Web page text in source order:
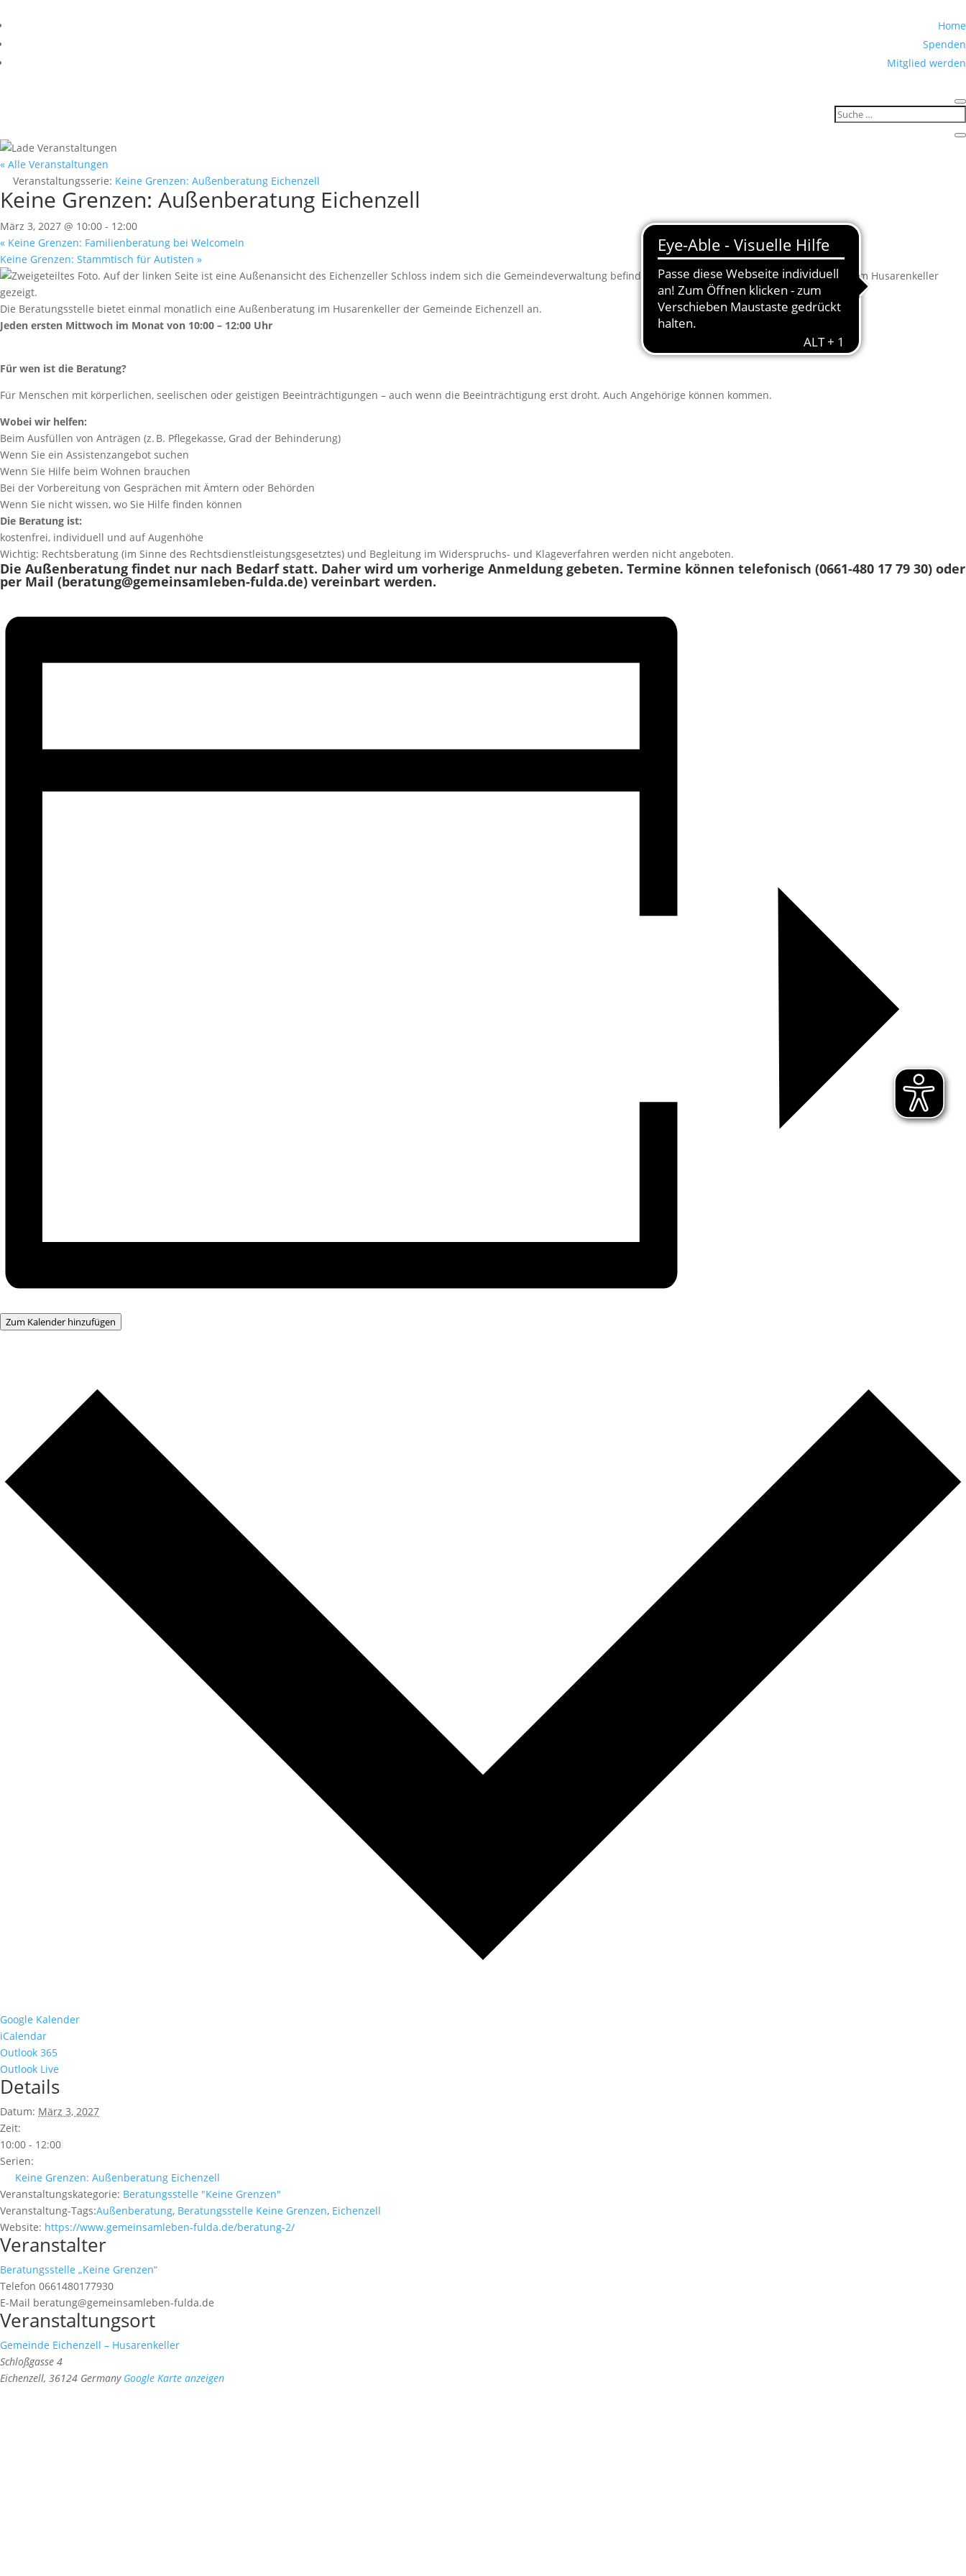
Home
Spenden
Mitglied werden
« Alle Veranstaltungen
Veranstaltungsserie: Keine Grenzen: Außenberatung Eichenzell
Keine Grenzen: Außenberatung Eichenzell
März 3, 2027 @ 10:00 - 12:00
« Keine Grenzen: Familienberatung bei WelcomeIn
Keine Grenzen: Stammtisch für Autisten »
Die Beratungsstelle bietet einmal monatlich eine Außenberatung im Husarenkeller der Gemeinde Eichenzell an.
Jeden ersten Mittwoch im Monat von 10:00 – 12:00 Uhr
Für wen ist die Beratung?
Für Menschen mit körperlichen, seelischen oder geistigen Beeinträchtigungen – auch wenn die Beeinträchtigung erst droht. Auch Angehörige können kommen.
Wobei wir helfen:
Beim Ausfüllen von Anträgen (z. B. Pflegekasse, Grad der Behinderung)
Wenn Sie ein Assistenzangebot suchen
Wenn Sie Hilfe beim Wohnen brauchen
Bei der Vorbereitung von Gesprächen mit Ämtern oder Behörden
Wenn Sie nicht wissen, wo Sie Hilfe finden können
Die Beratung ist:
kostenfrei, individuell und auf Augenhöhe
Wichtig: Rechtsberatung (im Sinne des Rechtsdienstleistungsgesetztes) und Begleitung im Widerspruchs- und Klageverfahren werden nicht angeboten.
Die Außenberatung findet nur nach Bedarf statt. Daher wird um vorherige Anmeldung gebeten. Termine können telefonisch (0661-480 17 79 30) oder
per Mail (beratung@gemeinsamleben-fulda.de) vereinbart werden.
Zum Kalender hinzufügen
Google Kalender
iCalendar
Outlook 365
Outlook Live
Details
Datum: März 3, 2027
Zeit:
10:00 - 12:00
Serien:
Keine Grenzen: Außenberatung Eichenzell
Veranstaltungskategorie: Beratungsstelle "Keine Grenzen"
Veranstaltung-Tags:Außenberatung, Beratungsstelle Keine Grenzen, Eichenzell
Website: https://www.gemeinsamleben-fulda.de/beratung-2/
Veranstalter
Beratungsstelle „Keine Grenzen“
Telefon 0661480177930
E-Mail beratung@gemeinsamleben-fulda.de
Veranstaltungsort
Gemeinde Eichenzell – Husarenkeller
Schloßgasse 4
Eichenzell, 36124 Germany Google Karte anzeigen